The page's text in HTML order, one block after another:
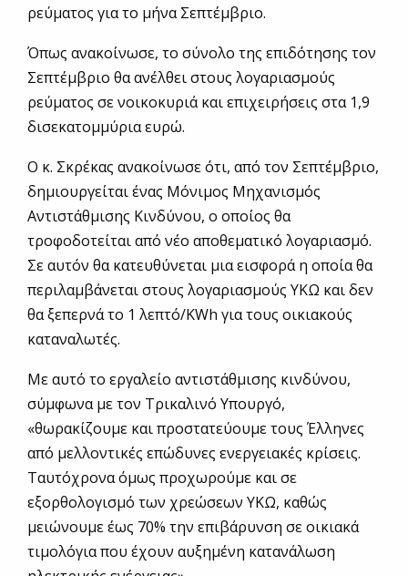
ρεύματος για το μήνα Σεπτέμβριο.
Όπως ανακοίνωσε, το σύνολο της επιδότησης τον
Σεπτέμβριο θα ανέλθει στους λογαριασμούς
ρεύματος σε νοικοκυριά και επιχειρήσεις στα 1,9
δισεκατομμύρια ευρώ.
Ο κ. Σκρέκας ανακοίνωσε ότι, από τον Σεπτέμβριο,
δημιουργείται ένας Μόνιμος Μηχανισμός
Αντιστάθμισης Κινδύνου, ο οποίος θα
τροφοδοτείται από νέο αποθεματικό λογαριασμό.
Σε αυτόν θα κατευθύνεται μια εισφορά η οποία θα
περιλαμβάνεται στους λογαριασμούς ΥΚΩ και δεν
θα ξεπερνά το 1 λεπτό/KWh για τους οικιακούς
καταναλωτές.
Με αυτό το εργαλείο αντιστάθμισης κινδύνου,
σύμφωνα με τον Τρικαλινό Υπουργό,
«θωρακίζουμε και προστατεύουμε τους Έλληνες
από μελλοντικές επώδυνες ενεργειακές κρίσεις.
Ταυτόχρονα όμως προχωρούμε και σε
εξορθολογισμό των χρεώσεων ΥΚΩ, καθώς
μειώνουμε έως 70% την επιβάρυνση σε οικιακά
τιμολόγια που έχουν αυξημένη κατανάλωση